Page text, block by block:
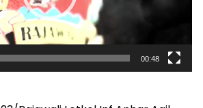
00:48